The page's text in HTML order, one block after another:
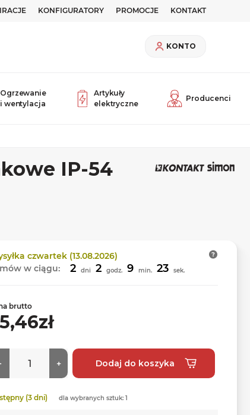
KONFIGURATORY PROMOCJE KONTAKT
KONTO
Ogrzewanie
i wentylacja
Artykuły
elektryczne
Producenci
IP-54
czwartek (13.08.2026)
w ciągu:
2 dni 2 godz. 9 min. 22 sek.
brutto
(3 dni) dla wybranych sztuk: 1